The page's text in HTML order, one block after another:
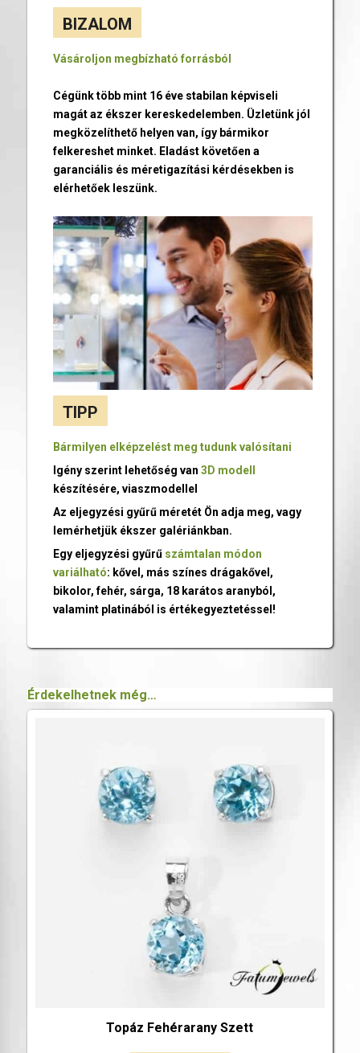
BIZALOM
Vásároljon megbízható forrásból
Cégünk több mint 16 éve stabilan képviseli
magát az ékszer kereskedelemben. Üzletünk jól
megközelíthető helyen van, így bármikor
felkereshet minket. Eladást követően a
garanciális és méretigazítási kérdésekben is
elérhetőek leszünk.
TIPP
Bármilyen elképzelést meg tudunk valósítani
Igény szerint lehetőség van 3D modell
készítésére, viaszmodellel
Az eljegyzési gyűrű méretét Ön adja meg, vagy
lemérhetjük ékszer galériánkban.
Egy eljegyzési gyűrű számtalan módon
variálható: kővel, más színes drágakővel,
bikolor, fehér, sárga, 18 karátos aranyból,
valamint platinából is értékegyeztetéssel!
Érdekelhetnek még…
Topáz Fehérarany Szett